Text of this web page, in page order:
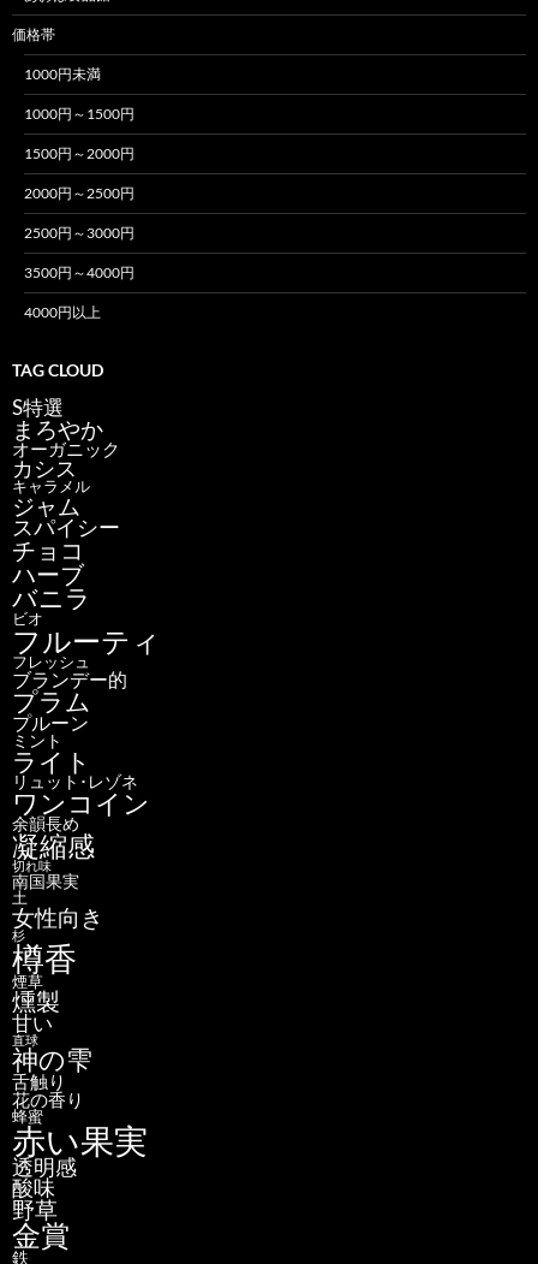
価格帯
1000円未満
1000円～1500円
1500円～2000円
2000円～2500円
2500円～3000円
3500円～4000円
4000円以上
TAG CLOUD
S特選
まろやか
オーガニック
カシス
キャラメル
ジャム
スパイシー
チョコ
ハーブ
バニラ
ビオ
フルーティ
フレッシュ
ブランデー的
プラム
プルーン
ミント
ライト
リュット･レゾネ
ワンコイン
余韻長め
凝縮感
切れ味
南国果実
土
女性向き
杉
樽香
煙草
燻製
甘い
直球
神の雫
舌触り
花の香り
蜂蜜
赤い果実
透明感
酸味
野草
金賞
鉄